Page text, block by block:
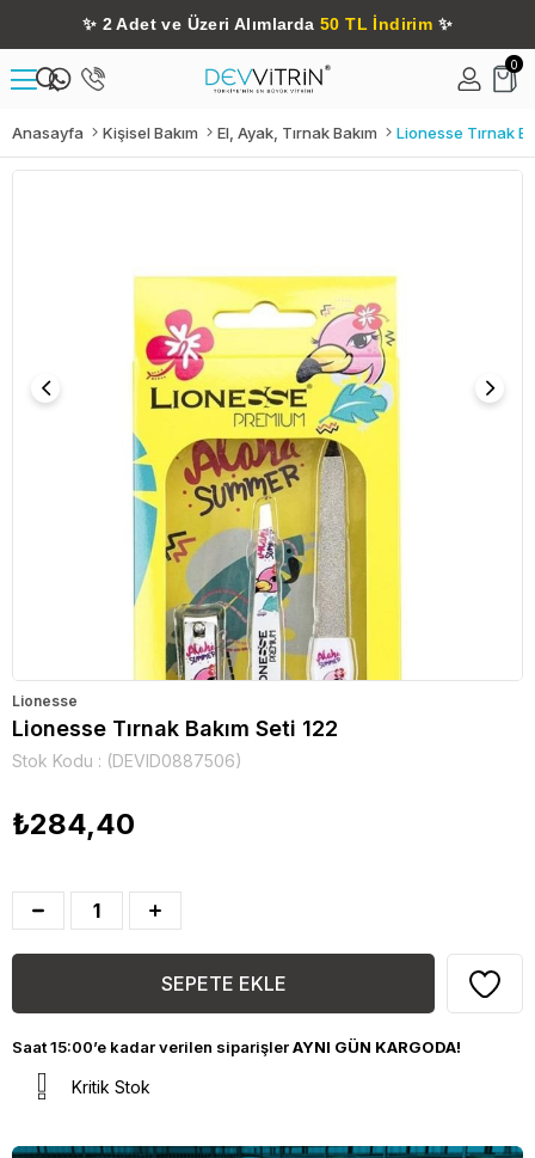
✨ 2 Adet ve Üzeri Alımlarda 50 TL İndirim ✨
0
Anasayfa Kişisel Bakım El, Ayak, Tırnak Bakım Lionesse Tırnak
Lionesse
Lionesse Tırnak Bakım Seti 122
Stok Kodu (DEVID0887506)
₺284,40
Saat 15:00’e kadar verilen siparişlerAYNI GÜN KARGODA!
Kritik Stok